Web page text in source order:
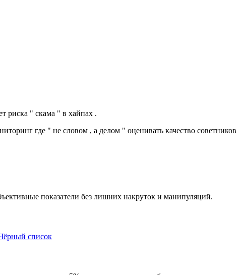
риска " скама " в хайпах .
где " не словом , а делом " оценивать качество советников
показатели без лишних накруток и манипуляций.
список